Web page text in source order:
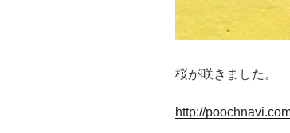
桜が咲きました。
http://